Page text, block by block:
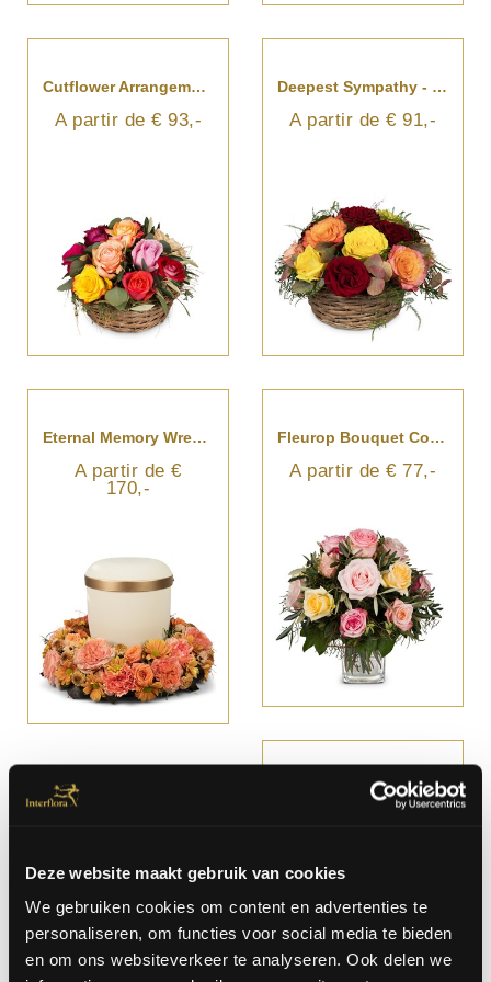
Deze website maakt gebruik van cookies
We gebruiken cookies om content en advertenties te
personaliseren, om functies voor social media te bieden
en om ons websiteverkeer te analyseren. Ook delen we
Cutflower Arrangement A Basket Full Of Roses
A partir de € 93,-
Deepest Sympathy - For The Cemetery
A partir de € 91,-
Eternal Memory Wreath For An Urn
A partir de €
170,-
Fleurop Bouquet Cordial Rose Greeting
A partir de € 77,-
Fleurop Bouquet From The Heart